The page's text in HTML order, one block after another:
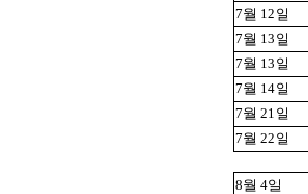
7월 12일
7월 13일
7월 13일
7월 14일
7월 21일
7월 22일
8월 4일